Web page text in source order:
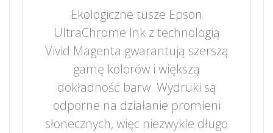
Ekologiczne tusze Epson
UltraChrome Ink z technologią
Vivid Magenta gwarantują szerszą
gamę kolorów i większą
dokładność barw. Wydruki są
odporne na działanie promieni
słonecznych, więc niezwykle długo